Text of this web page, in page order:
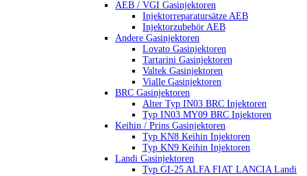
AEB / VGI Gasinjektoren
Injektorreparatursätze AEB
Injektorzubehör AEB
Andere Gasinjektoren
Lovato Gasinjektoren
Tartarini Gasinjektoren
Valtek Gasinjektoren
Vialle Gasinjektoren
BRC Gasinjektoren
Alter Typ IN03 BRC Injektoren
Typ IN03 MY09 BRC Injektoren
Keihin / Prins Gasinjektoren
Typ KN8 Keihin Injektoren
Typ KN9 Keihin Injektoren
Landi Gasinjektoren
Typ GI-25 ALFA FIAT LANCIA Landi